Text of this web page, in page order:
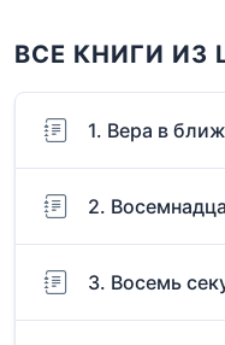
ВСЕ КНИГИ ИЗ
1. Вера в
2.
3. Восемь